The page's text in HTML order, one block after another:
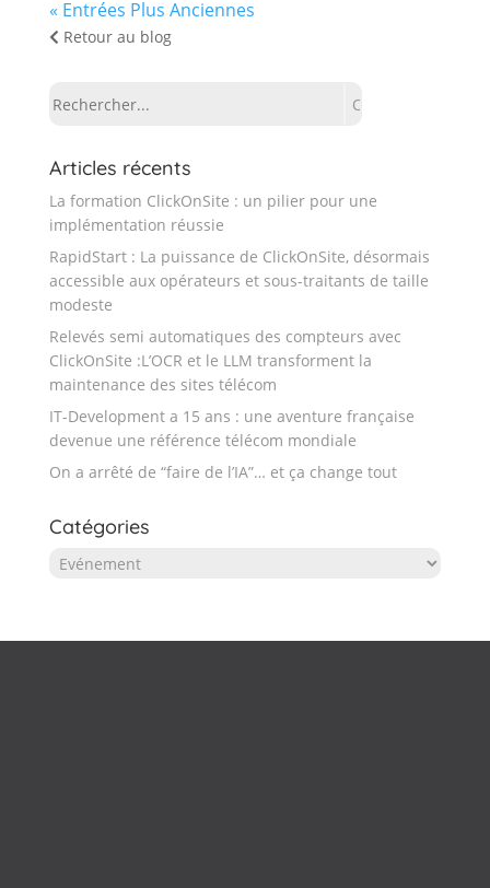
« Entrées Plus Anciennes
Retour au blog
Articles récents
La formation ClickOnSite : un pilier pour une
implémentation réussie
RapidStart : La puissance de ClickOnSite, désormais
accessible aux opérateurs et sous-traitants de taille
modeste
Relevés semi automatiques des compteurs avec
ClickOnSite :L’OCR et le LLM transforment la
maintenance des sites télécom
IT-Development a 15 ans : une aventure française
devenue une référence télécom mondiale
On a arrêté de “faire de l’IA”… et ça change tout
Catégories
Catégories